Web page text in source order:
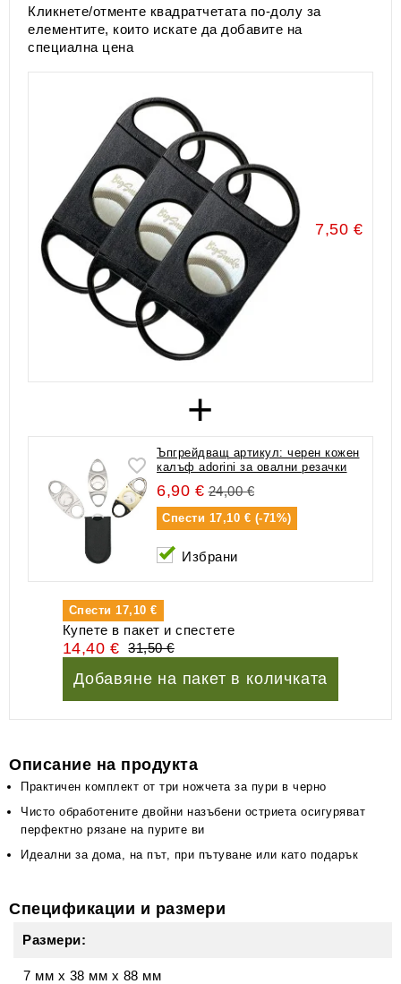
Кликнете/отменте квадратчетата по-долу за
елементите, които искате да добавите на
специална цена
7,50 €
+
Ъпгрейдващ артикул: черен кожен
калъф adorini за овални резачки
6,90 € 24,00 €
Спести 17,10 € (-71%)
Избрани
Спести 17,10 €
Купете в пакет и спестете
14,40 € 31,50 €
Добавяне на пакет в количката
Описание на продукта
Практичен комплект от три ножчета за пури в черно
Чисто обработените двойни назъбени остриета осигуряват
перфектно рязане на пурите ви
Идеални за дома, на път, при пътуване или като подарък
Спецификации и размери
Размери:
7 мм x 38 мм x 88 мм